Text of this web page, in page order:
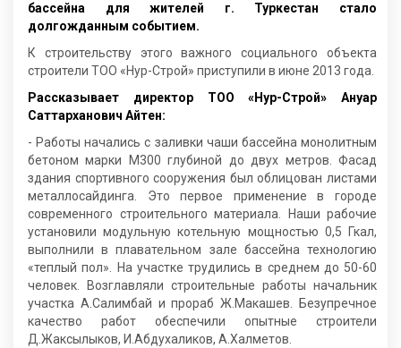
бассейна для жителей г. Туркестан стало
долгожданным событием.
К строительству этого важного социального объекта
строители ТОО «Нур-Строй» приступили в июне 2013 года.
Рассказывает директор ТОО «Нур-Строй» Ануар
Саттарханович Айтен:
- Работы начались с заливки чаши бассейна монолитным
бетоном марки М300 глубиной до двух метров. Фасад
здания спортивного сооружения был облицован листами
металлосайдинга. Это первое применение в городе
современного строительного материала. Наши рабочие
установили модульную котельную мощностью 0,5 Гкал,
выполнили в плавательном зале бассейна технологию
«теплый пол». На участке трудились в среднем до 50-60
человек. Возглавляли строительные работы начальник
участка А.Салимбай и прораб Ж.Макашев. Безупречное
качество работ обеспечили опытные строители
Д.Жаксылыков, И.Абдухаликов, А.Халметов.